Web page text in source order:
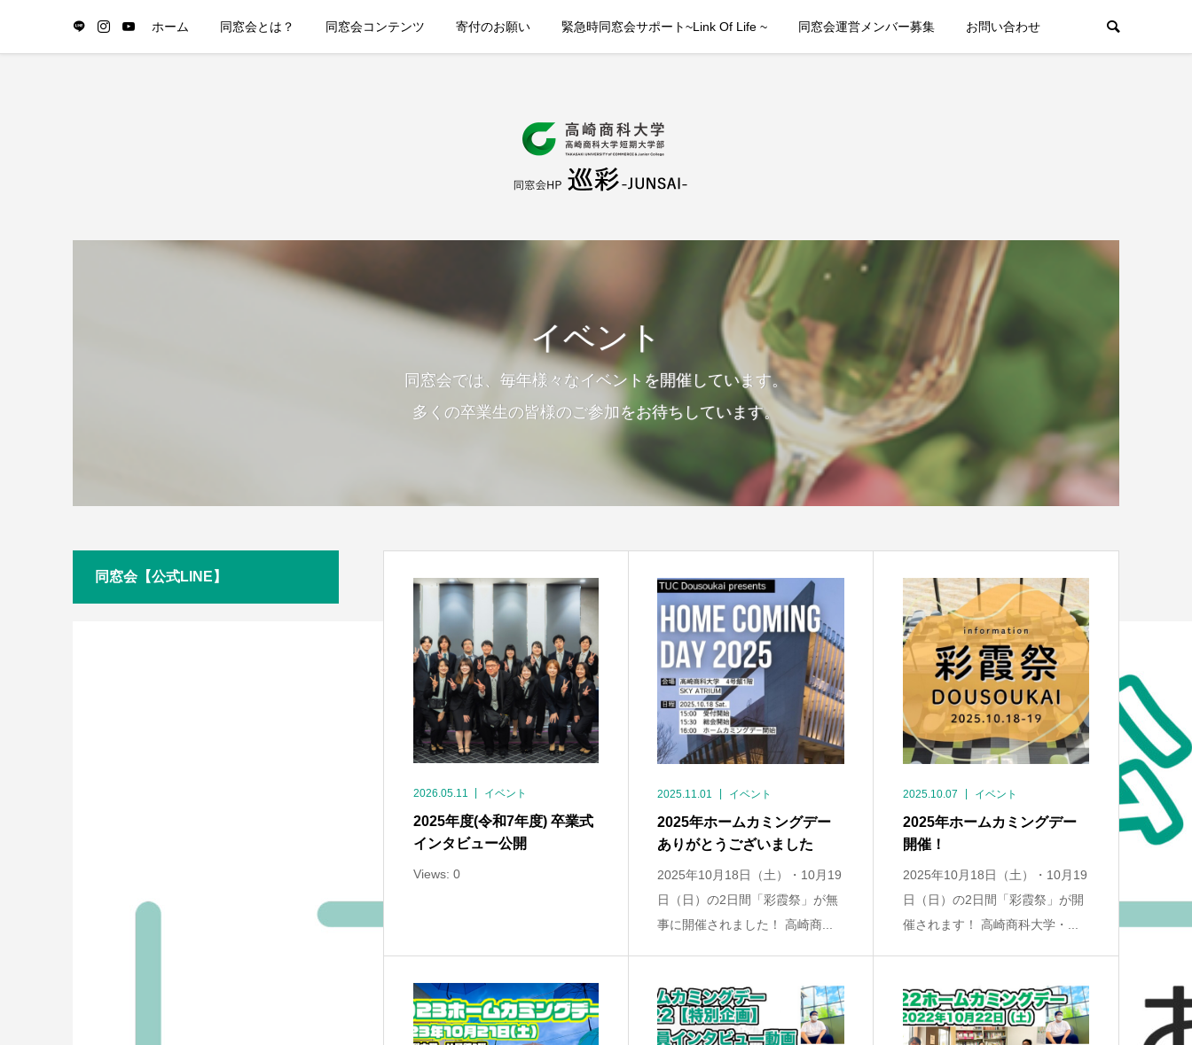
ホーム 同窓会とは？ 同窓会コンテンツ 寄付のお願い 緊急時同窓会サポート~Link Of Life ~ 同窓会運営メンバー募集 お問い合わせ
イベント
同窓会では、毎年様々なイベントを開催しています。
多くの卒業生の皆様のご参加をお待ちしています。
2026.05.11 イベント
2025年度(令和7年度) 卒業式
インタビュー公開
Views: 0
2025.11.01 イベント
2025年ホームカミングデー
ありがとうございました
2025年10月18日（土）・10月19
日（日）の2日間「彩霞祭」が無
事に開催されました！ 高崎商...
2025.10.07 イベント
2025年ホームカミングデー
開催！
2025年10月18日（土）・10月19
日（日）の2日間「彩霞祭」が開
催されます！ 高崎商科大学・...
同窓会【公式LINE】